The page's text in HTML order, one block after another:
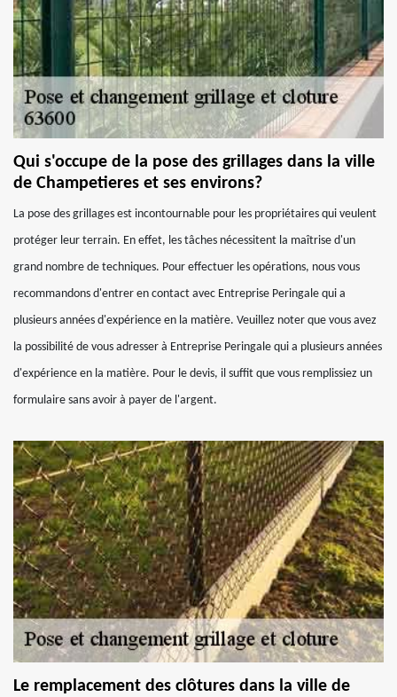
Qui s'occupe de la pose des grillages dans la ville
de Champetieres et ses environs?
La pose des grillages est incontournable pour les propriétaires qui veulent
protéger leur terrain. En effet, les tâches nécessitent la maîtrise d'un
grand nombre de techniques. Pour effectuer les opérations, nous vous
recommandons d'entrer en contact avec Entreprise Peringale qui a
plusieurs années d'expérience en la matière. Veuillez noter que vous avez
la possibilité de vous adresser à Entreprise Peringale qui a plusieurs années
d'expérience en la matière. Pour le devis, il suffit que vous remplissiez un
formulaire sans avoir à payer de l'argent.
Le remplacement des clôtures dans la ville de